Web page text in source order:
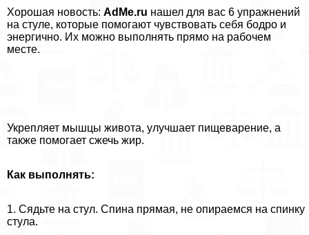
Хорошая новость: AdMe.ru нашел для вас 6 упражнений
на стуле, которые помогают чувствовать себя бодро и
энергично. Их можно выполнять прямо на рабочем
месте.
Укрепляет мышцы живота, улучшает пищеварение, а
также помогает сжечь жир.
Как выполнять:
1. Сядьте на стул. Спина прямая, не опираемся на спинку
стула.